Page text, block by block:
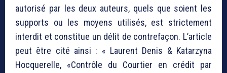
autorisé par les deux auteurs, quels que soient les
supports ou les moyens utilisés, est strictement
interdit et constitue un délit de contrefaçon. L’article
peut être cité ainsi : « Laurent Denis & Katarzyna
Hocquerelle, «Contrôle du Courtier en crédit par